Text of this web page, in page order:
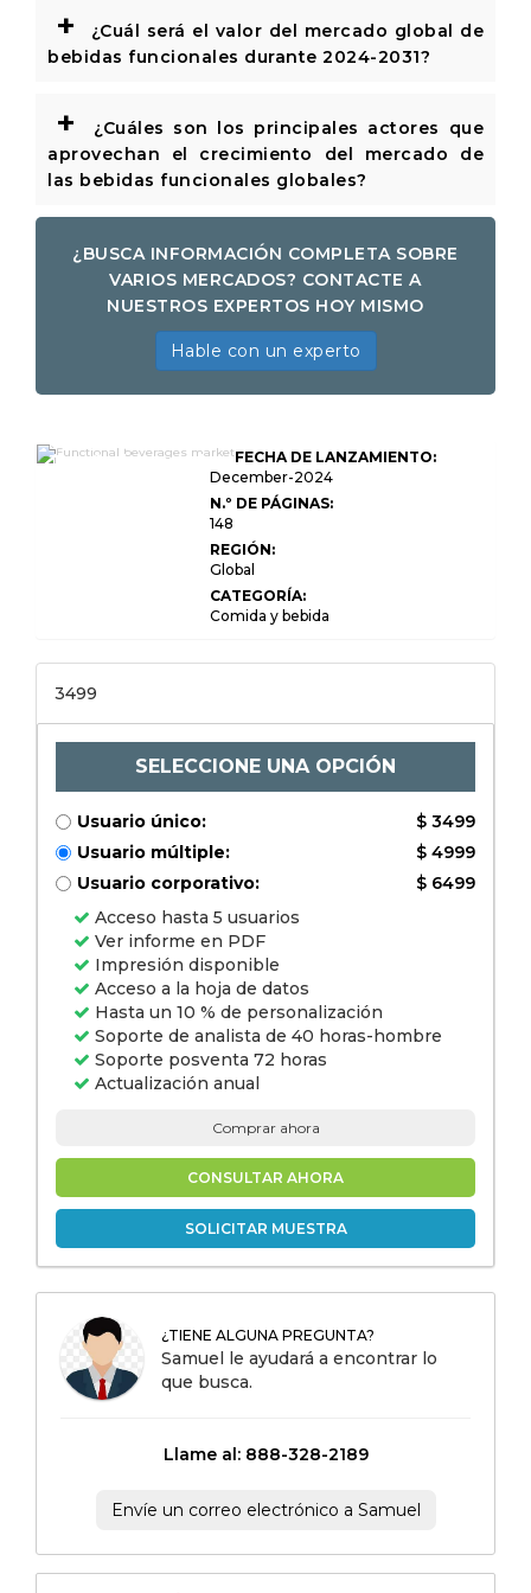
+
¿Cuál será el valor del mercado global de
bebidas funcionales durante 2024-2031?
+
¿Cuáles son los principales actores que
aprovechan el crecimiento del mercado de
las bebidas funcionales globales?
¿BUSCA INFORMACIÓN COMPLETA SOBRE
VARIOS MERCADOS? CONTACTE A
NUESTROS EXPERTOS HOY MISMO
Hable con un experto
Bebidas funcionales
Tamaño del mercado,
(bebidas energéticas,
bienestar, aptitud
función cognitiva,
soporte de sistemas
inmunes), por usuario
final (consumidores,
salud, asistencia
deportiva y física,
nutricionales), y
análisis regional,
análisis de 2024 4-
2031.
FECHA DE LANZAMIENTO:
December-2024
N.º DE PÁGINAS:
148
REGIÓN:
Global
CATEGORÍA:
Comida y bebida
3499
SELECCIONE UNA OPCIÓN
Usuario único:
$ 3499
Usuario múltiple:
$ 4999
Usuario corporativo:
$ 6499
Acceso hasta 5 usuarios
Ver informe en PDF
Impresión disponible
Acceso a la hoja de datos
Hasta un 10 % de personalización
Soporte de analista de 40 horas-hombre
Soporte posventa 72 horas
Actualización anual
Comprar ahora
CONSULTAR AHORA
SOLICITAR MUESTRA
¿TIENE ALGUNA PREGUNTA?
Samuel le ayudará a encontrar lo
que busca.
Llame al: 888-328-2189
Envíe un correo electrónico a Samuel